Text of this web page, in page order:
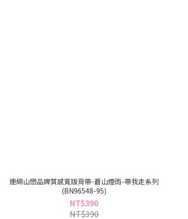
連綿山巒品牌質感寬版背帶-蒼山煙雨-帶我走系列
(BN96548-95)
NT$390
NT$390